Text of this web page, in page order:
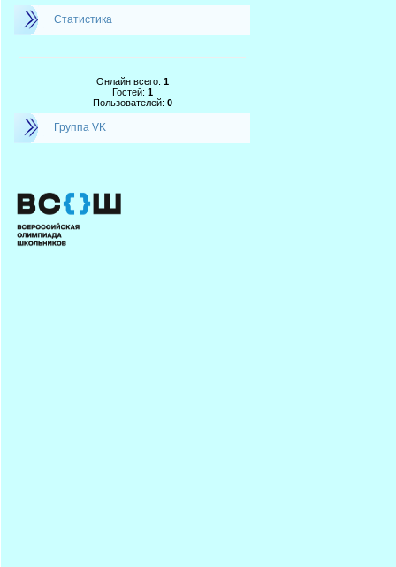
Статистика
Онлайн всего: 1
Гостей: 1
Пользователей: 0
Группа VK